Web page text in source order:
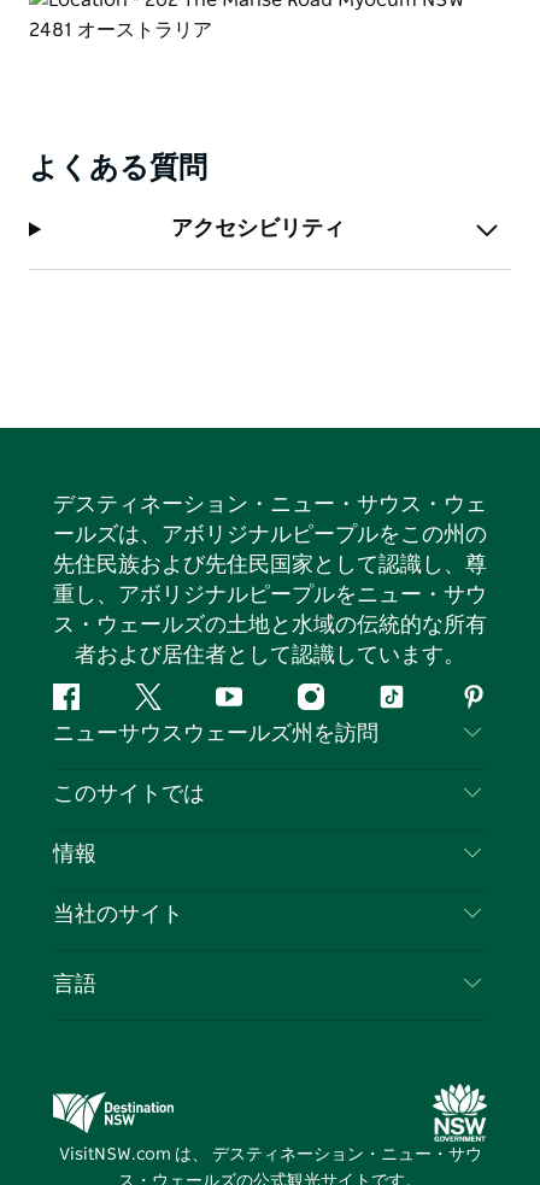
よくある質問
アクセシビリティ
デスティネーション・ニュー・サウス・ウェ
ールズは、アボリジナルピープルをこの州の
先住民族および先住民国家として認識し、尊
重し、アボリジナルピープルをニュー・サウ
ス・ウェールズの土地と水域の伝統的な所有
者および居住者として認識しています。
フ
ェ
ス
ッ
ツ
イ
タ
ユ
ー
イ
ン
テ
ピ
ン
レ
ト
ニューサウスウェールズ州を訪問
お問い合わせ
クッキーに関する通知
このサイトでは
目的地
イベント
情報
旅行情報
NSWでのビジネス
当社のサイト
デスティネーション・ニュー・サウス・ウェール
ズメディアセンター
言語
VisitNSW.com は、 デスティネーション・ニュー・サウ
ス・ウェールズの公式観光サイトです。